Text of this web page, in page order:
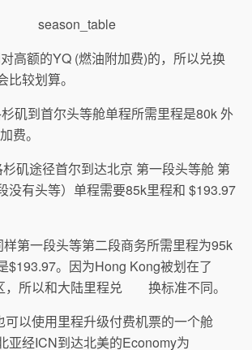
高额的YQ (燃油附加费)的，所以兑换
较划算。
矶到首尔头等舱单程所需里程是80k 外
费。
矶途径首尔到达北京 第一段头等舱 第
没有头等）单程需要85k里程和 $193.97
样第一段头等第二段商务所需里程为95k
$193.97。因为Hong Kong被划在了
，所以和大陆里程兑 换标准不同。
可以使用里程升级付费机票的一个舱
亚经ICN到达北美的Economy为